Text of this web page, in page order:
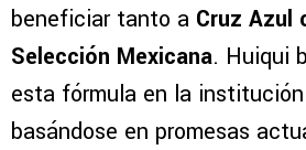
beneficiar tanto a Cruz Azul
Selección Mexicana. Huiqui
esta fórmula en la
basándose en promesas